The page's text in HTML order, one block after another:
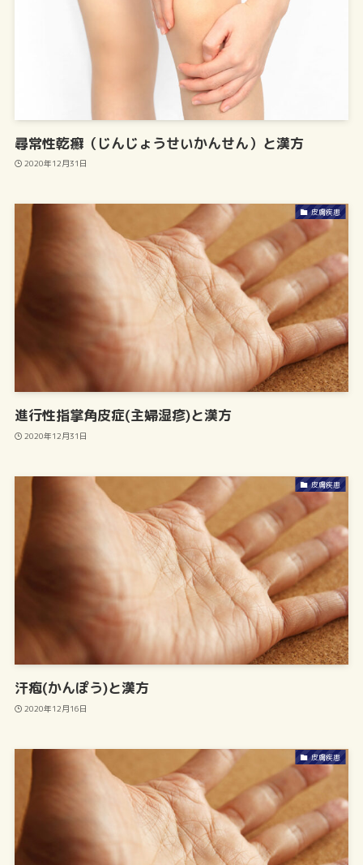
尋常性乾癬（じんじょうせいかんせん）と漢方
2020年12月31日
皮膚疾患
進行性指掌角皮症(主婦湿疹)と漢方
2020年12月31日
皮膚疾患
汗疱(かんぽう)と漢方
2020年12月16日
皮膚疾患